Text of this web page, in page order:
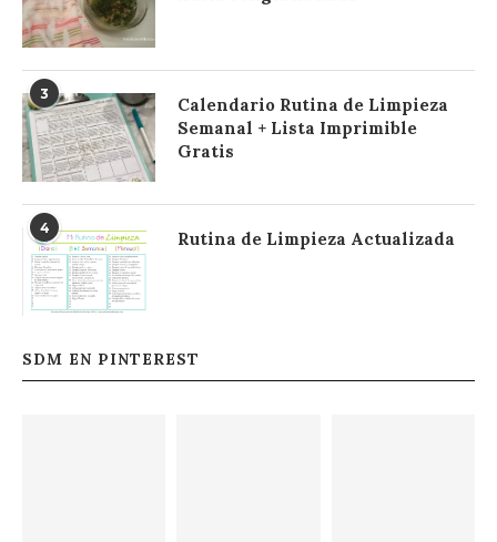
3
Calendario Rutina de Limpieza
Semanal + Lista Imprimible
Gratis
4
Rutina de Limpieza Actualizada
SDM EN PINTEREST